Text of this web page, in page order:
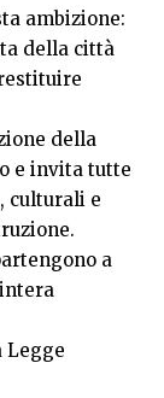
ambizione:
della città
della
e invita tutte
culturali e
a
Legge